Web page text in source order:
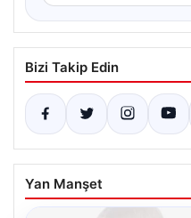
Bizi Takip Edin
Yan Manşet